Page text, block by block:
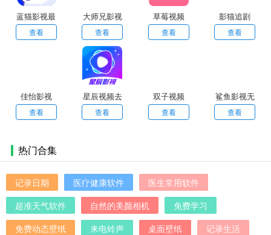
版应用，并关注其隐私政策与版权声明，以获得既丰富又安心
的影视娱乐体验。
蓝猫影视最
新版
查看
大师兄影视
苹果版
查看
草莓视频
2026最新版
查看
影猫追剧
查看
佳怡影视
查看
星辰视频去
广告
查看
双子视频
查看
鲨鱼影视无
升级无广告
查看
热门合集
记录日期 医疗健康软件
医生常用软件
超准天气软件
自然的美颜相机
免费学习
免费动态壁纸
来电铃声 桌面壁纸
记录生活